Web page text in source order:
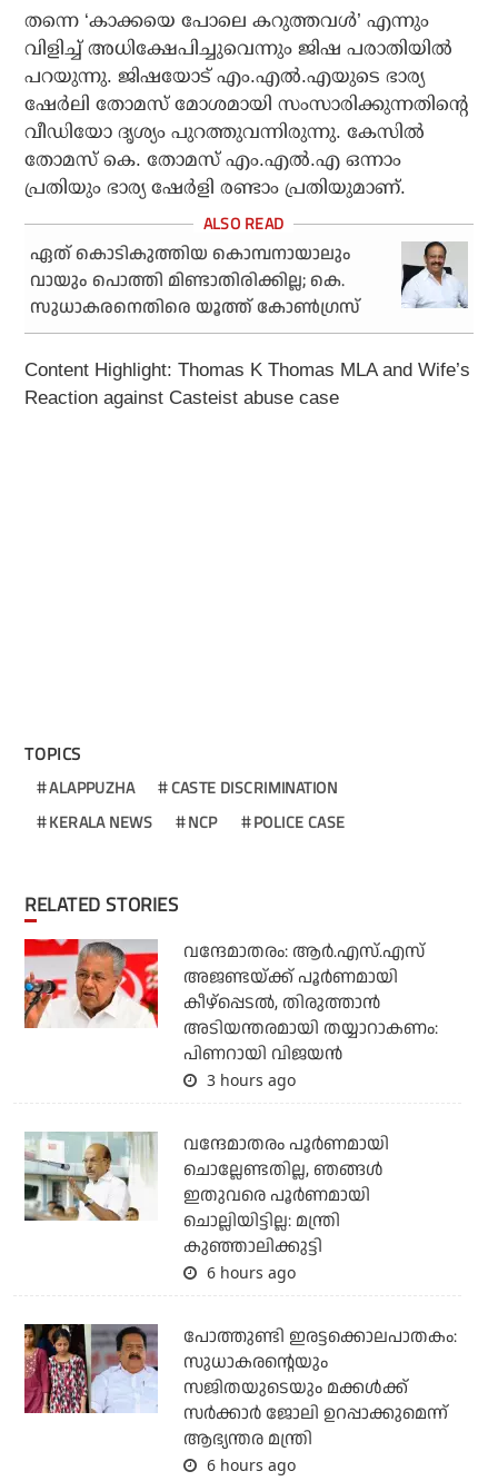
തന്നെ ‘കാക്കയെ പോലെ കറുത്തവള്‍’ എന്നും
വിളിച്ച് അധിക്ഷേപിച്ചുവെന്നും ജിഷ പരാതിയില്‍
പറയുന്നു. ജിഷയോട് എം.എല്‍.എയുടെ ഭാര്യ
ഷേര്‍ലി തോമസ് മോശമായി സംസാരിക്കുന്നതിന്റെ
വീഡിയോ ദൃശ്യം പുറത്തുവന്നിരുന്നു. കേസില്‍
തോമസ് കെ. തോമസ് എം.എല്‍.എ ഒന്നാം
പ്രതിയും ഭാര്യ ഷേര്‍ളി രണ്ടാം പ്രതിയുമാണ്.
ഏത് കൊടികുത്തിയ കൊമ്പനായാലും
വായും പൊത്തി മിണ്ടാതിരിക്കില്ല; കെ.
സുധാകരനെതിരെ യൂത്ത് കോണ്‍ഗ്രസ്
Content Highlight: Thomas K Thomas MLA and Wife’s
Reaction against Casteist abuse case
TOPICS
ALAPPUZHA
CASTE DISCRIMINATION
KERALA NEWS
NCP POLICE CASE
RELATED STORIES
വന്ദേമാതരം: ആര്‍.എസ്.എസ്
അജണ്ടയ്ക്ക് പൂര്‍ണമായി
കീഴ്‌പ്പെടല്‍, തിരുത്താന്‍
അടിയന്തരമായി തയ്യാറാകണം:
പിണറായി വിജയന്‍
3 hours ago
വന്ദേമാതരം പൂര്‍ണമായി
ചൊല്ലേണ്ടതില്ല, ഞങ്ങള്‍
ഇതുവരെ പൂര്‍ണമായി
ചൊല്ലിയിട്ടില്ല: മന്ത്രി
കുഞ്ഞാലിക്കുട്ടി
6 hours ago
പോത്തുണ്ടി ഇരട്ടക്കൊലപാതകം:
സുധാകരന്റെയും
സജിതയുടെയും മക്കള്‍ക്ക്
സര്‍ക്കാര്‍ ജോലി ഉറപ്പാക്കുമെന്ന്
ആഭ്യന്തര മന്ത്രി
6 hours ago